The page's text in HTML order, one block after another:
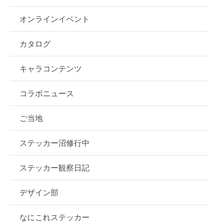
オンラインイベント
カタログ
キャラコンテンツ
コラボニュース
ご当地
ステッカー沼修行中
ステッカー観察日記
デザイン部
なにこれステッカー